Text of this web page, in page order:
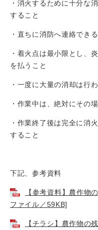
・消火するために十分な
すること
・直ちに消防へ連絡でき
・着火点は最小限とし、
を払うこと
・一度に大量の消却は行
・作業中は、絶対にその
・作業終了後は完全に消
すること
下記、参考資料
【参考資料】農作物
ファイル／59KB]
【チラシ】農作物の